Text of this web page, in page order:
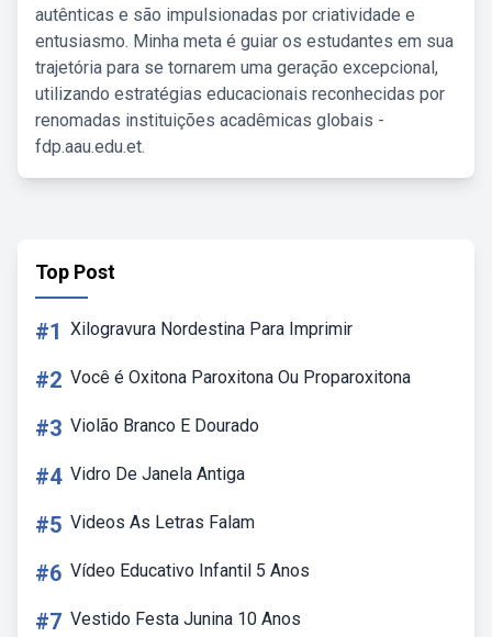
autênticas e são impulsionadas por criatividade e
entusiasmo. Minha meta é guiar os estudantes em sua
trajetória para se tornarem uma geração excepcional,
utilizando estratégias educacionais reconhecidas por
renomadas instituições acadêmicas globais -
fdp.aau.edu.et.
Top Post
#1 Xilogravura Nordestina Para Imprimir
#2 Você é Oxitona Paroxitona Ou Proparoxitona
#3 Violão Branco E Dourado
#4 Vidro De Janela Antiga
#5 Videos As Letras Falam
#6 Vídeo Educativo Infantil 5 Anos
#7 Vestido Festa Junina 10 Anos